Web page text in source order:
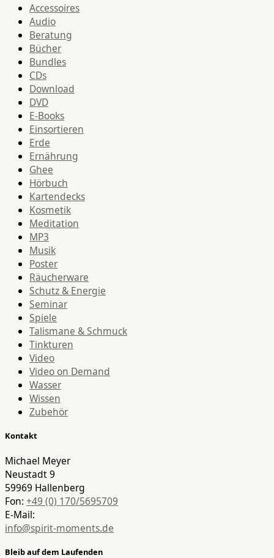
Accessoires
Audio
Beratung
Bücher
Bundles
CDs
Download
DVD
E-Books
Einsortieren
Erde
Ernährung
Ghee
Hörbuch
Kartendecks
Kosmetik
Meditation
MP3
Musik
Poster
Räucherware
Schutz & Energie
Seminar
Spiele
Talismane & Schmuck
Tinkturen
Video
Video on Demand
Wasser
Wissen
Zubehör
Kontakt
Michael Meyer
Neustadt 9
59969 Hallenberg
Fon: +49 (0) 170/5695709
E-Mail:
info@spirit-moments.de
Bleib auf dem Laufenden